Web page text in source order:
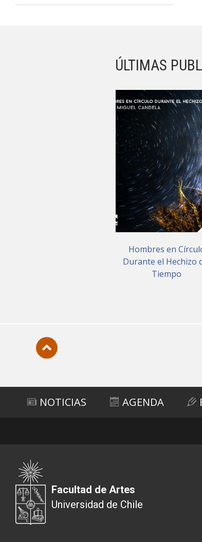
ÚLTIMAS
Hombres en
Durante el Hechizo
Tiempo
NOTICIAS AGENDA
Facultad de Artes
Universidad de Chile